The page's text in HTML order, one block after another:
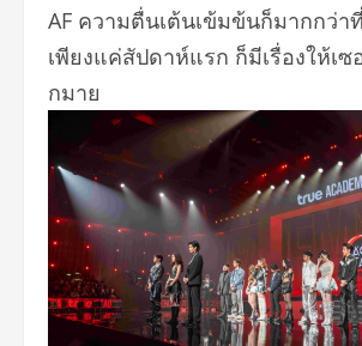
AF ความตื่นเต้นเข้มข้นก็มากกว่าที่
เพียงแค่สัปดาห์แรก ก็มีเรื่องให้เซ
กมาย